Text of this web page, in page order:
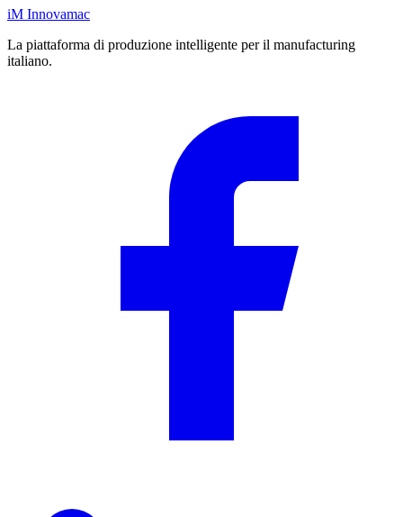
iM Innovamac
La piattaforma di produzione intelligente per il manufacturing
italiano.